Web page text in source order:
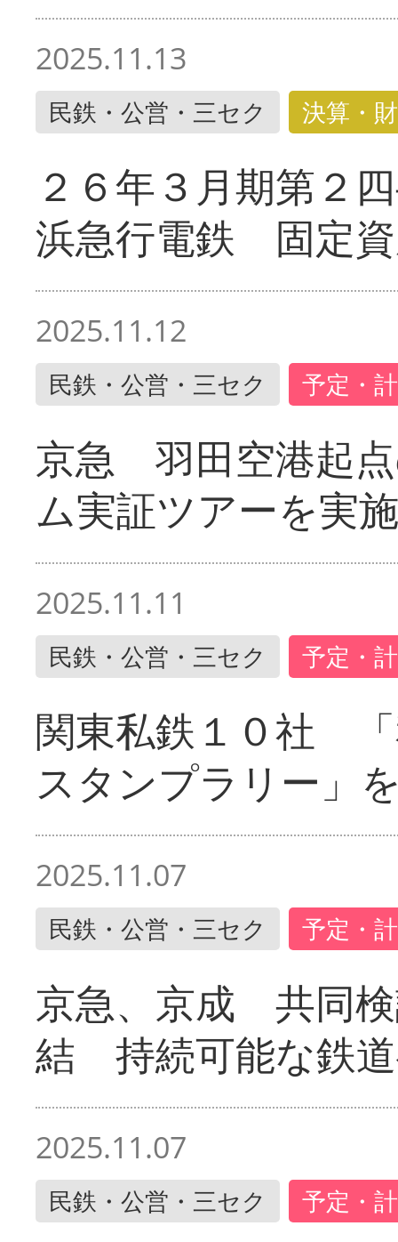
2025.11.13
民鉄・公営・三セク 決算・
２６年３月期第２
浜急行電鉄 固定
2025.11.12
民鉄・公営・三セク 予定・
京急 羽田空港起
ム実証ツアーを実施
2025.11.11
民鉄・公営・三セク 予定・
関東私鉄１０社
スタンプラリー」
2025.11.07
民鉄・公営・三セク 予定・
京急、京成 共同
結 持続可能な鉄
2025.11.07
民鉄・公営・三セク 予定・